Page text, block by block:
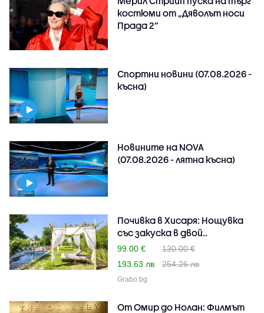
костюми от „Дяволът носи
Прада 2“
Спортни новини (07.08.2026 -
късна)
Новините на NOVA
(07.08.2026 - лятна късна)
Почивка в Хисаря: Нощувка
със закуска в двой..
99.00 €
130.00 €
193.63 лв
254.26 лв
Grabo.bg
От Омир до Нолан: Филмът